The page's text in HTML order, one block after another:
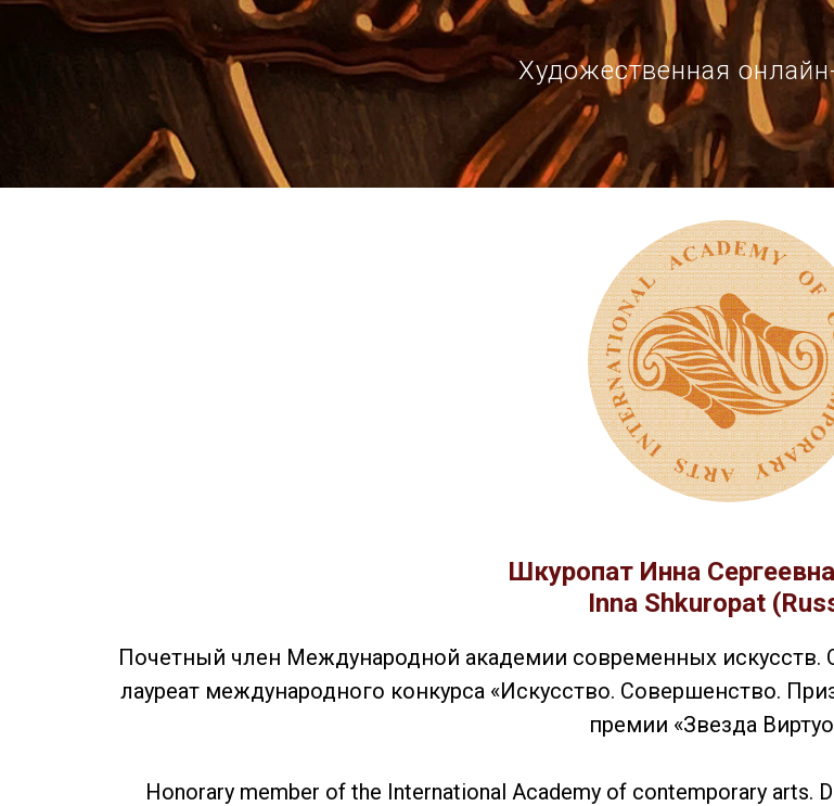
Художественная
Шкуропат Инна
Inna Shkuropat
Почетный член Международной академии современных
лауреат международного конкурса «Искусство. Совершенство.
премии «Звезда
Honorary member of the International Academy of contemporary arts.